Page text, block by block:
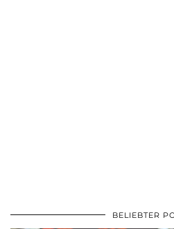
BELIEBTER